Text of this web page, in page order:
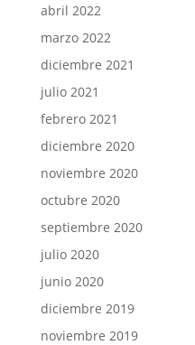
abril 2022
marzo 2022
diciembre 2021
julio 2021
febrero 2021
diciembre 2020
noviembre 2020
octubre 2020
septiembre 2020
julio 2020
junio 2020
diciembre 2019
noviembre 2019